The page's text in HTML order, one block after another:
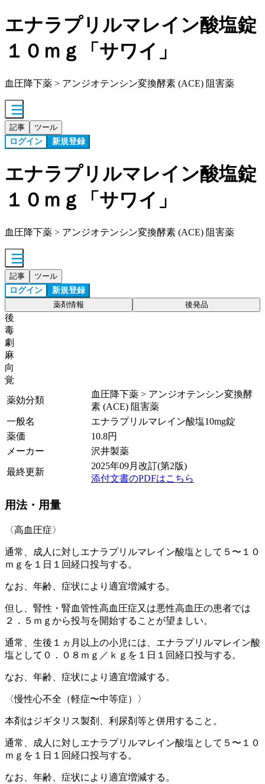
エナラプリルマレイン酸塩錠
１０ｍｇ「サワイ」
血圧降下薬 > アンジオテンシン変換酵素 (ACE) 阻害薬
記事 ツール
ログイン 新規登録
エナラプリルマレイン酸塩錠
１０ｍｇ「サワイ」
血圧降下薬 > アンジオテンシン変換酵素 (ACE) 阻害薬
記事 ツール
ログイン 新規登録
薬剤情報 後発品
後
毒
劇
麻
向
覚
薬効分類
血圧降下薬 > アンジオテンシン変換酵
素 (ACE) 阻害薬
一般名
エナラプリルマレイン酸塩10mg錠
薬価
10.8円
メーカー
沢井製薬
最終更新
2025年09月改訂(第2版)
添付文書のPDFはこちら
用法・用量
〈高血圧症〉
通常、成人に対しエナラプリルマレイン酸塩として５〜１０
ｍｇを１日１回経口投与する。
なお、年齢、症状により適宜増減する。
但し、腎性・腎血管性高血圧症又は悪性高血圧の患者では
２．５ｍｇから投与を開始することが望ましい。
通常、生後１ヵ月以上の小児には、エナラプリルマレイン酸
塩として０．０８ｍｇ／ｋｇを１日１回経口投与する。
なお、年齢、症状により適宜増減する。
〈慢性心不全（軽症〜中等症）〉
本剤はジギタリス製剤、利尿剤等と併用すること。
通常、成人に対しエナラプリルマレイン酸塩として５〜１０
ｍｇを１日１回経口投与する。
なお、年齢、症状により適宜増減する。